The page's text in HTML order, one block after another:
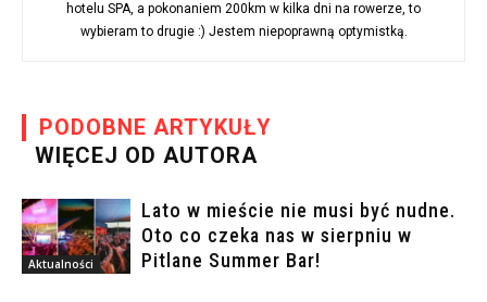
hotelu SPA, a pokonaniem 200km w kilka dni na rowerze, to
wybieram to drugie :) Jestem niepoprawną optymistką.
PODOBNE ARTYKUŁY
WIĘCEJ OD AUTORA
Aktualności
Lato w mieście nie musi być nudne.
Oto co czeka nas w sierpniu w
Pitlane Summer Bar!